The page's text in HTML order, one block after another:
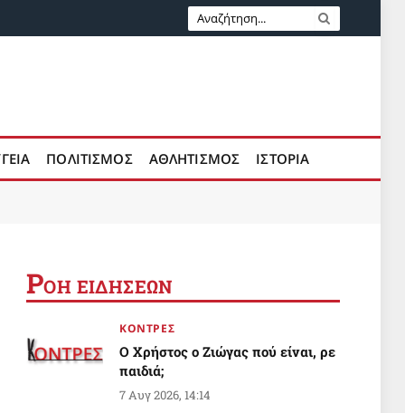
ΠΟΛΙΤΙΣΜΟΣ ΑΘΛΗΤΙΣΜΟΣ ΙΣΤΟΡΙΑ
ΡΟΗ ΕΙΔΗΣΕΩΝ
ΚΟΝΤΡΕΣ
Ο Χρήστος ο Ζιώγας πού είναι, ρε
παιδιά;
7 Αυγ 2026, 14:14